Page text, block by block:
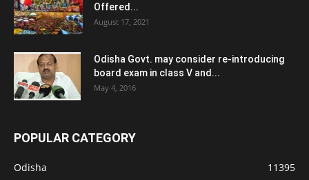
Offered...
August 17, 2021
Odisha Govt. may consider re-introducing
board exam in class V and...
May 4, 2016
POPULAR CATEGORY
Odisha
11395